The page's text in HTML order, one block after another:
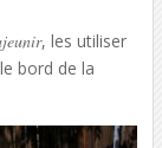
, les utiliser
bord de la